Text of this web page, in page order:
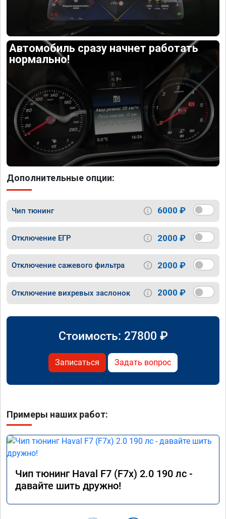
Автомобиль сразу начнет работать
нормально!
Дополнительные опции:
Чип тюнинг 6000 ₽
Отключение ЕГР 2000 ₽
Отключение сажевого фильтра 2000 ₽
Отключение вихревых заслонок 2000 ₽
Стоимость: 27800 ₽
Записаться Задать вопрос
Примеры наших работ:
Чип тюнинг Haval F7 (F7x) 2.0 190 лс -
давайте шить дружно!